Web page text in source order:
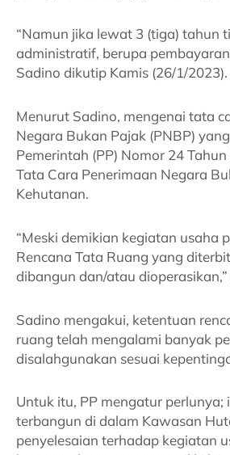
“Namun jika lewat 3 (tiga) tahun
administratif, berupa
Sadino dikutip Kamis (26/1/2023).
Menurut Sadino, mengenai tata
Negara Bukan Pajak (PNBP)
Pemerintah (PP) Nomor 24
Tata Cara Penerimaan Negara
Kehutanan.
“Meski demikian kegiatan usaha
Rencana Tata Ruang yang
dibangun dan/atau
Sadino mengakui, ketentuan
ruang telah mengalami banyak
disalahgunakan sesuai
Untuk itu, PP mengatur
terbangun di dalam Kawasan
penyelesaian terhadap kegiatan